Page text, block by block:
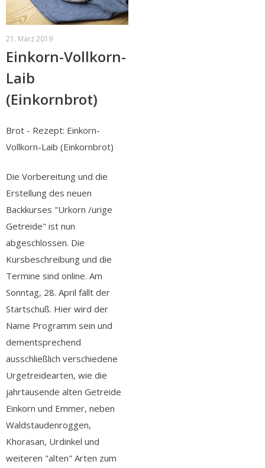
21. März 2019
Einkorn-Vollkorn-
Laib
(Einkornbrot)
Brot - Rezept: Einkorn-
Vollkorn-Laib (Einkornbrot)
Die Vorbereitung und die
Erstellung des neuen
Backkurses "Urkorn /urige
Getreide" ist nun
abgeschlossen. Die
Kursbeschreibung und die
Termine sind online. Am
Sonntag, 28. April fällt der
Startschuß. Hier wird der
Name Programm sein und
dementsprechend
ausschließlich verschiedene
Urgetreidearten, wie die
jahrtausende alten Getreide
Einkorn und Emmer, neben
Waldstaudenroggen,
Khorasan, Urdinkel und
weiteren "alten" Arten zum